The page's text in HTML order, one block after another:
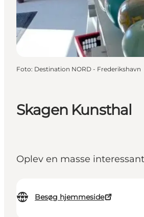
Skagen Kunsthal
Oplev en masse
Besøg hjemmeside
Foto: Destination NORD - Frederikshavn